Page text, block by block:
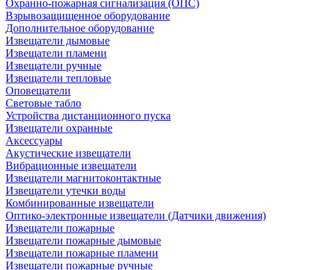
Охранно-пожарная сигнализация (ОПС)
Взрывозащищенное оборудование
Дополнительное оборудование
Извещатели дымовые
Извещатели пламени
Извещатели ручные
Извещатели тепловые
Оповещатели
Световые табло
Устройства дистанционного пуска
Извещатели охранные
Аксессуары
Акустические извещатели
Вибрационные извещатели
Извещатели магнитоконтактные
Извещатели утечки воды
Комбинированные извещатели
Оптико-электронные извещатели (Датчики движения)
Извещатели пожарные
Извещатели пожарные дымовые
Извещатели пожарные пламени
Извещатели пожарные ручные